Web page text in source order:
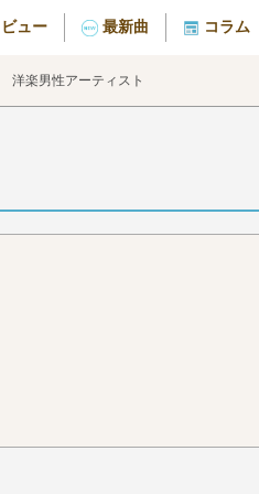
ュー 最新曲 コラム
洋楽男性アーティスト